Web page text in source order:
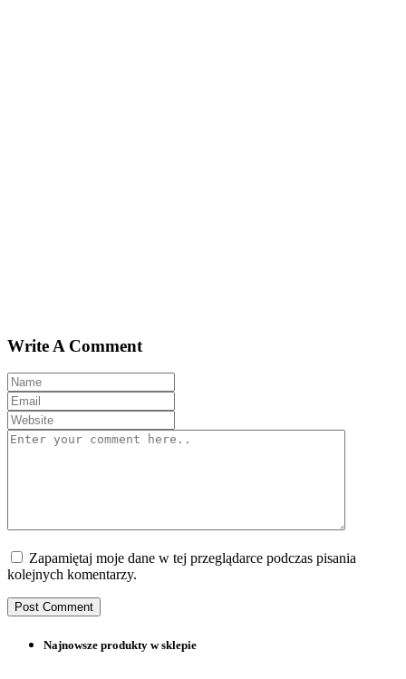
Write A Comment
Zapamiętaj moje dane w tej przeglądarce podczas pisania
kolejnych komentarzy.
Najnowsze produkty w sklepie